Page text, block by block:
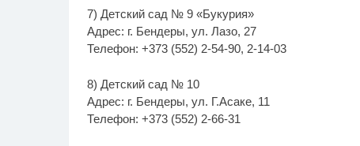
7) Детский сад № 9 «Букурия»
Адрес: г. Бендеры, ул. Лазо, 27
Телефон: +373 (552) 2-54-90, 2-14-03
8) Детский сад № 10
Адрес: г. Бендеры, ул. Г.Асаке, 11
Телефон: +373 (552) 2-66-31